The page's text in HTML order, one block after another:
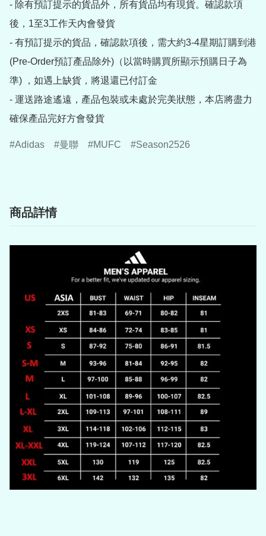
- 除有預訂提示的貨品外，所有貨品均有現貨。確認款項
後，1至3工作天內會發貨
- 有預訂提示的貨品，確認款項後，需大約3-4星期訂購到港
(Pre-Order預訂產品除外)（以當時購買所顯示預購日子為
準) ，如遇上缺貨，將退還已付訂金
- 運送路途遙遠，產品包裝或未處於完美狀態，本店將盡力
確保產品完好方會發貨
Adidas 曼聯 MUFC Season2526
商品詳情